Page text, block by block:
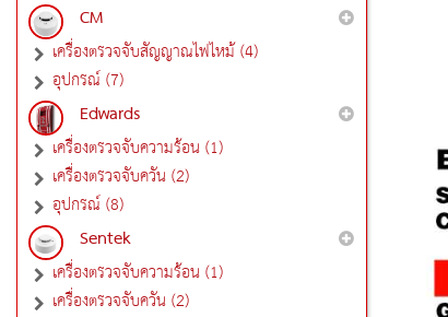
CM
เครื่องตรวจจับสัญญาณไฟไหม้ (4)
อุปกรณ์ (7)
Edwards
เครื่องตรวจจับความร้อน (1)
เครื่องตรวจจับควัน (2)
อุปกรณ์ (8)
Sentek
เครื่องตรวจจับความร้อน (1)
เครื่องตรวจจับควัน (2)